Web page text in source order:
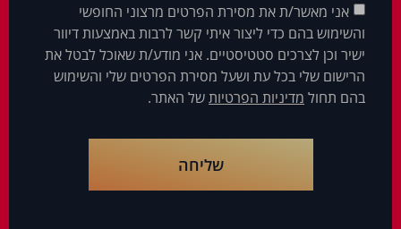
אני מאשר/ת את מסירת הפרטים מרצוני החופשי
והשימוש בהם כדי ליצור איתי קשר לרבות באמצעות דיוור
ישיר וכן לצרכים סטטיסטיים. אני מודע/ת שאוכל לבטל את
הרישום שלי בכל עת ושעל מסירת הפרטים שלי והשימוש
בהם תחול מדיניות הפרטיותשל האתר.
שליחה